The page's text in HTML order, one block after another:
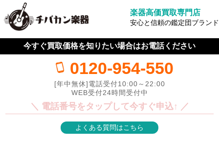
楽器高価買取専門店
安心と信頼の鑑定団ブランド
今すぐ買取価格を知りたい場合はお電話ください
0120-954-550
[年中無休]電話受付10:00～22:00
WEB受付24時間受付中
＼ 電話番号をタップして今すぐ申込↑ ／
よくある質問はこちら